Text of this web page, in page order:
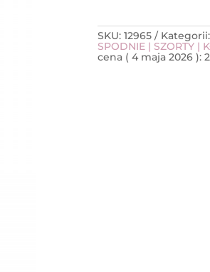
SKU: 12965 Kategorii:
SPODNIE | SZORTY |
cena ( 4 maja 2026):